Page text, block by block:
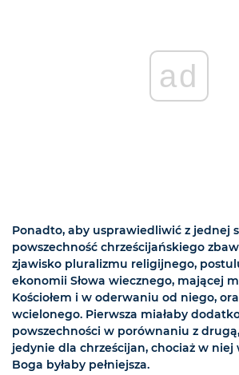
ad
Ponadto, aby usprawiedliwić z jednej
powszechność chrześcijańskiego
zjawisko pluralizmu religijnego,
ekonomii Słowa wiecznego, mającej
Kościołem i w oderwaniu od niego,
wcielonego. Pierwsza miałaby
powszechności w porównaniu z
jedynie dla chrześcijan, chociaż w niej
Boga byłaby pełniejsza.